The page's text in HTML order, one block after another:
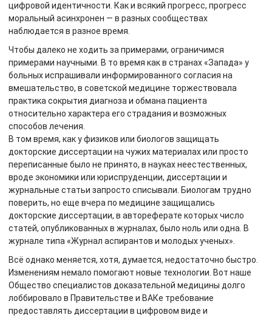
цифровой идентичности. Как и всякий прогресс, прогресс
моральный асинхронен — в разных сообществах
наблюдается в разное время.
Чтобы далеко не ходить за примерами, ограничимся
примерами научными. В то время как в странах «Запада» у
больных испрашивали информированного согласия на
вмешательство, в советской медицине торжествовала
практика сокрытия диагноза и обмана пациента
относительно характера его страдания и возможных
способов лечения.
В том время, как у физиков или биологов защищать
докторские диссертации на чужих материалах или просто
переписанные было не принято, в науках неестественных,
вроде экономики или юриспруденции, диссертации и
журнальные статьи запросто списывали. Биологам трудно
поверить, но еще вчера по медицине защищались
докторские диссертации, в автореферате которых число
статей, опубликованных в журналах, было ноль или одна. В
журнале типа «Журнал аспирантов и молодых ученых».
Всё однако меняется, хотя, думается, недостаточно быстро.
Изменениям немало помогают новые технологии. Вот наше
Общество специалистов доказательной медицины долго
лоббировало в Правительстве и ВАКе требование
предоставлять диссертации в цифровом виде и